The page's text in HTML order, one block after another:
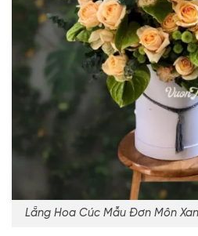
Lẵng Hoa Cúc Mẫu Đơn Môn